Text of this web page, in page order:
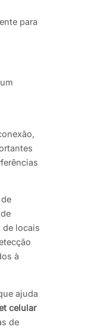
para
de locais
à
ajuda
celular
de